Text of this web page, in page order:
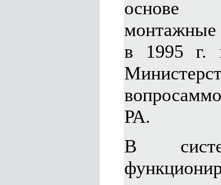
основе
в 1995 г.
РА.
В